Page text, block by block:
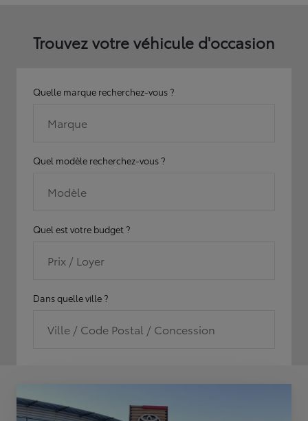
Trouvez votre véhicule d'occasion
Quelle marque recherchez-vous ?
Marque
Quel modèle recherchez-vous ?
Modèle
Quel est votre budget ?
Prix / Loyer
Dans quelle ville ?
Ville / Code Postal / Concession